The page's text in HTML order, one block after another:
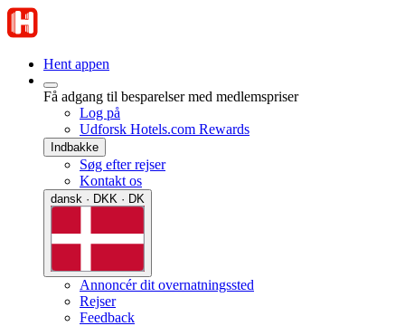
Hent appen
Få adgang til besparelser med medlemspriser
Log på
Udforsk Hotels.com Rewards
Indbakke
Søg efter rejser
Kontakt os
dansk · DKK · DK
Annoncér dit overnatningssted
Rejser
Feedback